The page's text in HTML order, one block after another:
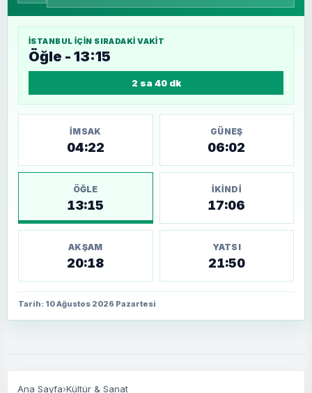
İSTANBUL IÇIN SIRADAKI VAKIT
Öğle - 13:15
2 sa 40 dk
İMSAK
04:22
GÜNEŞ
06:02
ÖĞLE
13:15
İKINDI
17:06
AKŞAM
20:18
YATSI
21:50
Tarih: 10 Ağustos 2026 Pazartesi
Ana Sayfa›Kültür & Sanat